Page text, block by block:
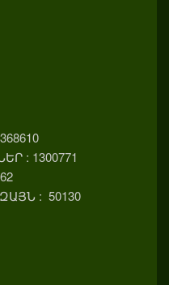
: 1300771
: 50130